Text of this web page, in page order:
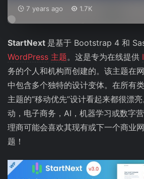
7 years ago 1.7K
StartNext 是基于 Bootstrap 4 和
WordPress 主题。这是专为在线提供
务的个人和机构而创建的。该主题在
中包含多个独特的设计变体。在所有
主题的“移动优先”设计看起来都很漂
动，电子商务，AI，机器学习或数字
理商可能会喜欢其现有或下一个商业
题！